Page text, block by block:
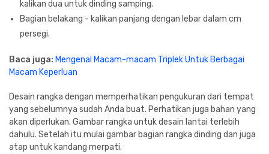
kalikan dua untuk dinding samping.
Bagian belakang - kalikan panjang dengan lebar dalam cm
persegi.
Baca juga: Mengenal Macam-macam Triplek Untuk Berbagai
Macam Keperluan
Desain rangka dengan memperhatikan pengukuran dari tempat
yang sebelumnya sudah Anda buat. Perhatikan juga bahan yang
akan diperlukan. Gambar rangka untuk desain lantai terlebih
dahulu. Setelah itu mulai gambar bagian rangka dinding dan juga
atap untuk kandang merpati.